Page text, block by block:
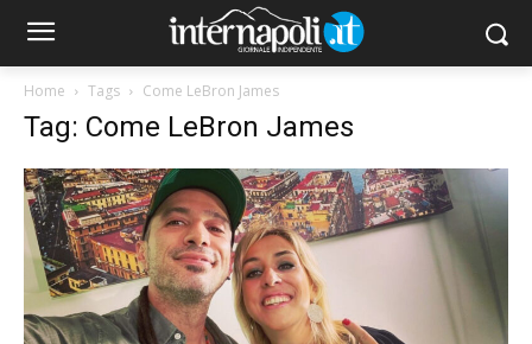
Home Tags Come LeBron James
Tag: Come LeBron James